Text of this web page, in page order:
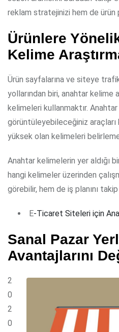
reklam stratejinizi hem de ürün
Ürünlere
Kelime
Ürün sayfalarına ve siteye
yollarından biri, anahtar kelime
kelimeleri kullanmaktır.
görüntüleyebileceğiniz araçları
yüksek olan kelimeleri
Anahtar kelimelerin yer aldığı
hangi kelimeler üzerinden
görebilir, hem de iş planını
E-Ticaret Siteleri için
Sanal Pazar
Avantajlarını
2
0
2
0